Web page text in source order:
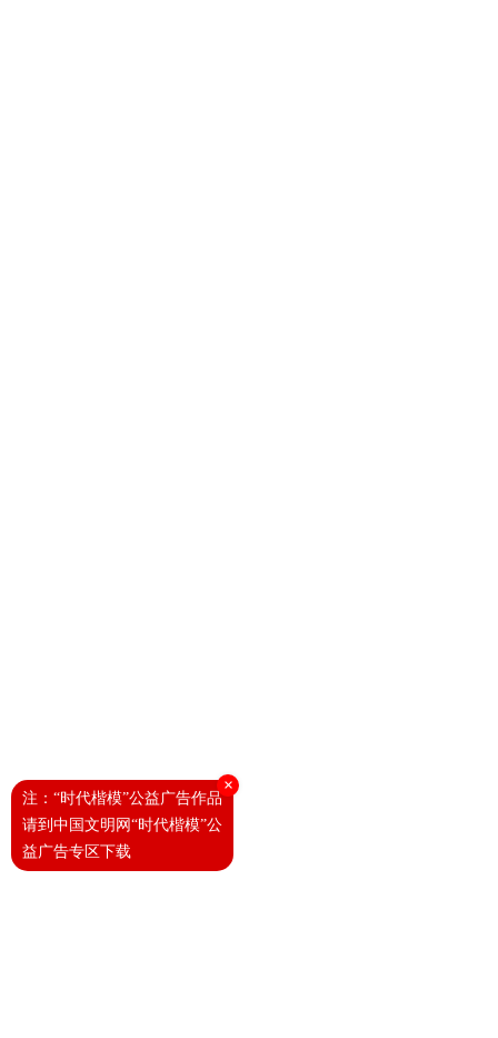
×
注：“时代楷模”公益广告作品
请到中国文明网“时代楷模”公
益广告专区下载